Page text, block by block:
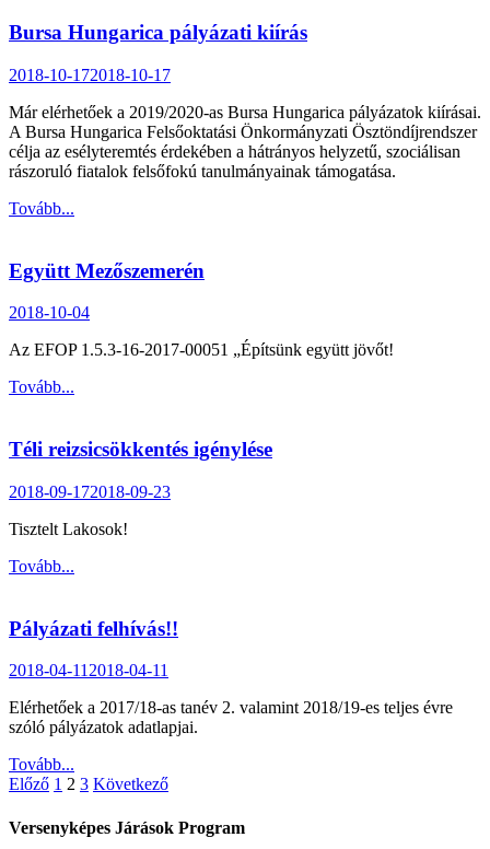
Bursa Hungarica pályázati kiírás
2018-10-172018-10-17
Már elérhetőek a 2019/2020-as Bursa Hungarica pályázatok kiírásai.
A Bursa Hungarica Felsőoktatási Önkormányzati Ösztöndíjrendszer
célja az esélyteremtés érdekében a hátrányos helyzetű, szociálisan
rászoruló fiatalok felsőfokú tanulmányainak támogatása.
Tovább...
Együtt Mezőszemerén
2018-10-04
Az EFOP 1.5.3-16-2017-00051 „Építsünk együtt jövőt!
Tovább...
Téli reizsicsökkentés igénylése
2018-09-172018-09-23
Tisztelt Lakosok!
Tovább...
Pályázati felhívás!!
2018-04-11 2018-04-11
Elérhetőek a 2017/18-as tanév 2. valamint 2018/19-es teljes évre
szóló pályázatok adatlapjai.
Tovább...
Bejegyzések
lapozása
Előző 1 2 3 Következő
Versenyképes Járások Program